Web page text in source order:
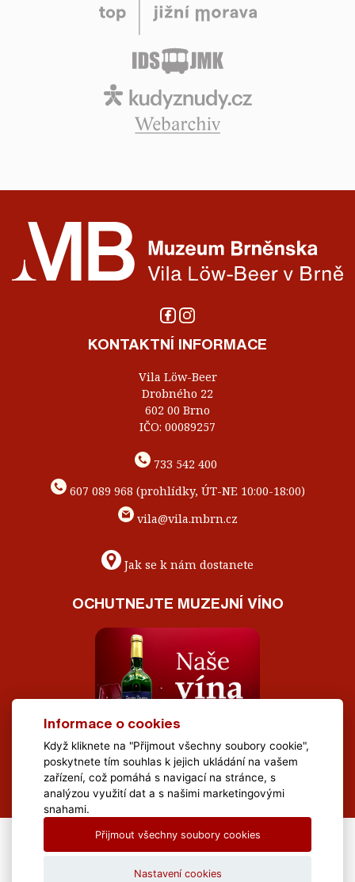
KONTAKTNÍ INFORMACE
Vila Löw-Beer
Drobného 22
602 00 Brno
IČO: 00089257
733 542 400
607 089 968 (prohlídky, ÚT-NE 10:00-18:00)
vila@vila.mbrn.cz
Jak se k nám dostanete
OCHUTNEJTE MUZEJNÍ VÍNO
All Rights Reserved Muzeum Brněnska © 2020, Webdesign by
Informace o cookies
Když kliknete na "Přijmout všechny soubory cookie",
poskytnete tím souhlas k jejich ukládání na vašem
zařízení, což pomáhá s navigací na stránce, s
analýzou využití dat a s našimi marketingovými
snahami.
Přijmout všechny soubory cookies
Nastavení cookies